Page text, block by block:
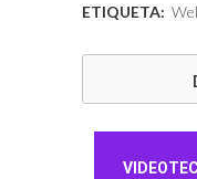
procesales
y
para
ETIQUETA: